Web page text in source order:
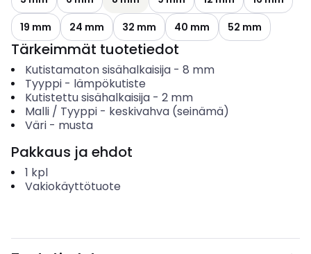
19 mm
24 mm 32 mm 40 mm 52 mm
Tärkeimmät tuotetiedot
Kutistamaton sisähalkaisija- 8 mm
Tyyppi- lämpökutiste
Kutistettu sisähalkaisija- 2 mm
Malli / Tyyppi- keskivahva (seinämä)
Väri- musta
Pakkaus ja ehdot
1 kpl
Vakiokäyttötuote